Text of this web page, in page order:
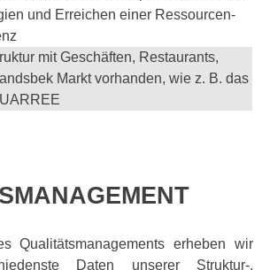
und Erreichen einer Ressourcen-
mit Geschäften, Restaurants,
Markt vorhanden, wie z. B. das
Qualitätsmanagements erheben wir
Daten unserer Struktur-,